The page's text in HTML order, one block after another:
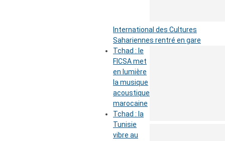
International des Cultures
Sahariennes rentré en gare
Tchad : le
FICSA met
en lumière
la musique
acoustique
marocaine
Tchad : la
Tunisie
vibre au